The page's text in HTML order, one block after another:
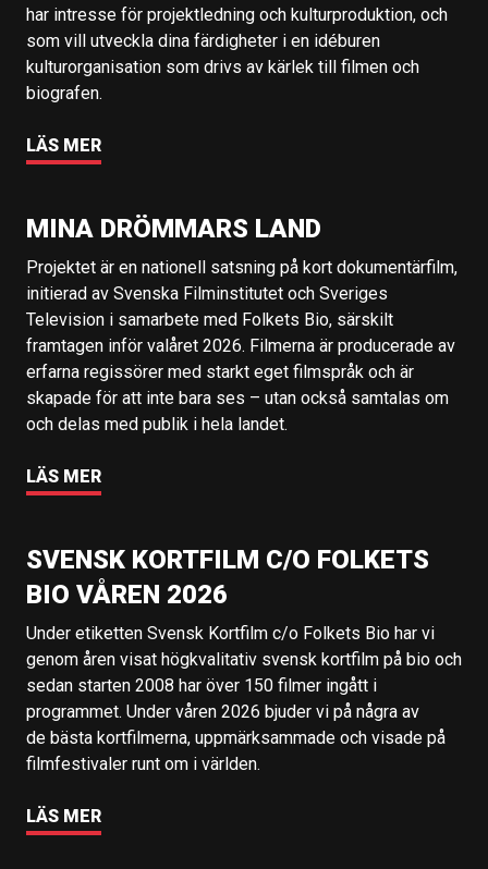
har intresse för projektledning och kulturproduktion, och
som vill utveckla dina färdigheter i en idéburen
kulturorganisation som drivs av kärlek till filmen och
biografen.
LÄS MER
MINA DRÖMMARS LAND
Projektet är en nationell satsning på kort dokumentärfilm,
initierad av Svenska Filminstitutet och Sveriges
Television i samarbete med Folkets Bio, särskilt
framtagen inför valåret 2026. Filmerna är producerade av
erfarna regissörer med starkt eget filmspråk och är
skapade för att inte bara ses – utan också samtalas om
och delas med publik i hela landet.
LÄS MER
SVENSK KORTFILM C/O FOLKETS
BIO VÅREN 2026
Under etiketten Svensk Kortfilm c/o Folkets Bio har vi
genom åren visat högkvalitativ svensk kortfilm på bio och
sedan starten 2008 har över 150 filmer ingått i
programmet. Under våren 2026 bjuder vi på några av
de bästa kortfilmerna, uppmärksammade och visade på
filmfestivaler runt om i världen.
LÄS MER